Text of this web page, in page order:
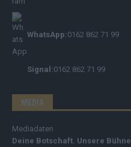
WhatsApp:0162 862 71 99
Signal:0162 862 71 99
MEDIA
Mediadaten
Deine Botschaft. Unsere Bühne.